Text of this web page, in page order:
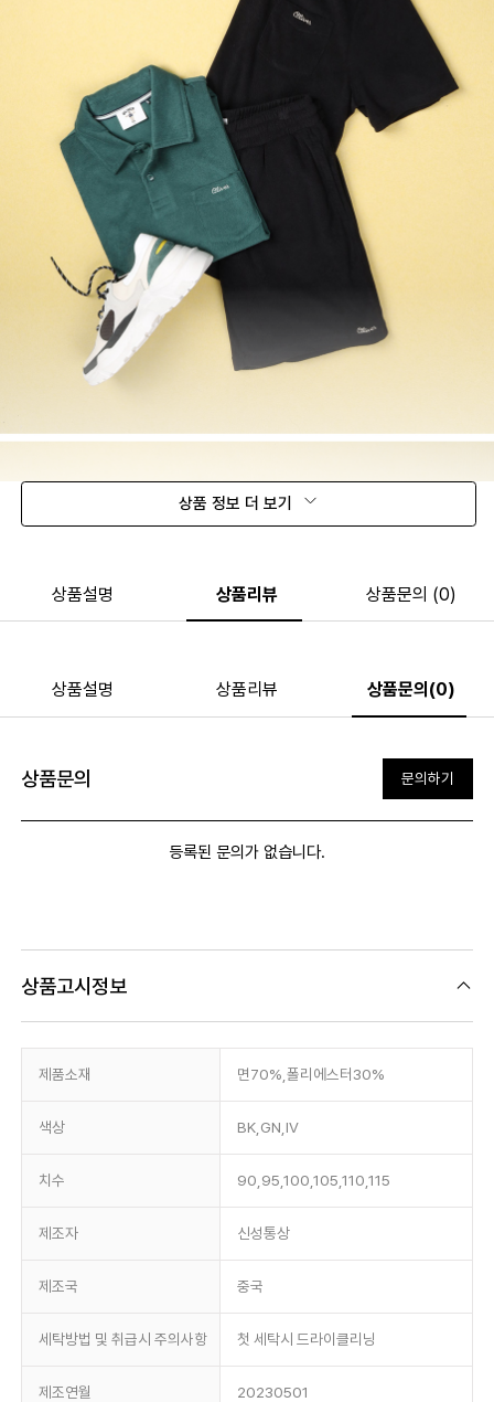
상품 정보 더 보기
상품설명 상품리뷰 상품문의 (0)
상품설명 상품리뷰 상품문의(0)
상품문의 문의하기
등록된 문의가 없습니다.
상품고시정보
제품소재 면70%,폴리에스터30%
색상 BK,GN,IV
치수 90,95,100,105,110,115
제조자 신성통상
제조국 중국
세탁방법 및 취급시 주의사항 첫 세탁시 드라이클리닝
제조연월 20230501